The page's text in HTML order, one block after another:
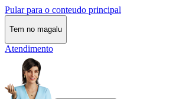
Pular para o conteudo principal
Tem no magalu
Atendimento